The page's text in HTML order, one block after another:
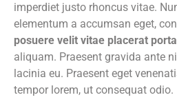
imperdiet justo rhoncus vitae.
elementum a accumsan eget,
posuere velit vitae placerat
aliquam. Praesent gravida ante
lacinia eu. Praesent eget
tempor lorem, ut consequat odio.